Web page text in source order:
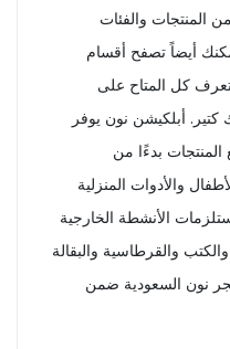
المنتجات والفئات
أيضاً تصفح أقسام
كل المتاح على
أبلكيشن نون يوفر
بدءًا من
والأدوات المنزلية
الأنشطة الخارجية
والقرطاسية والبقالة
نون السعودية ضمن